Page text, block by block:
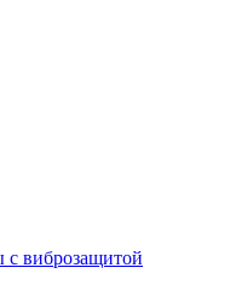
с виброзащитой